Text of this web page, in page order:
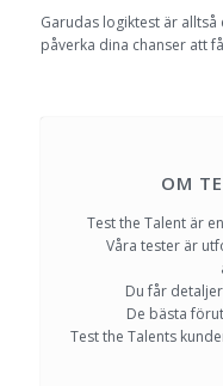
Garudas logiktest är
påverka dina chanser att
OM
Test the Talent är
Våra tester är
Du får
De bästa
Test the Talents